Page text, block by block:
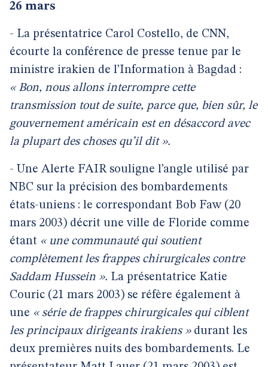
26 mars
- La présentatrice Carol Costello, de CNN,
écourte la conférence de presse tenue par le
ministre irakien de l’Information à Bagdad :
« Bon, nous allons interrompre cette
transmission tout de suite, parce que, bien sûr, le
gouvernement américain est en désaccord avec
la plupart des choses qu’il dit ».
- Une Alerte FAIR souligne l’angle utilisé par
NBC sur la précision des bombardements
états-uniens : le correspondant Bob Faw (20
mars 2003) décrit une ville de Floride comme
étant « une communauté qui soutient
complètement les frappes chirurgicales contre
Saddam Hussein ». La présentatrice Katie
Couric (21 mars 2003) se réfère également à
une « série de frappes chirurgicales qui ciblent
les principaux dirigeants irakiens »durant les
deux premières nuits des bombardements. Le